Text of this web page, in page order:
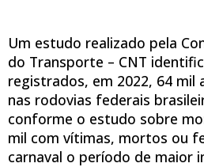
Um estudo realizado pela
do Transporte – CNT
registrados, em 2022, 64 mil
nas rodovias federais
conforme o estudo sobre
mil com vítimas, mortos ou
carnaval o período de maior